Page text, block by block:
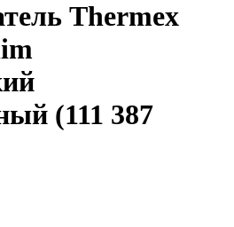
Thermex
(111 387